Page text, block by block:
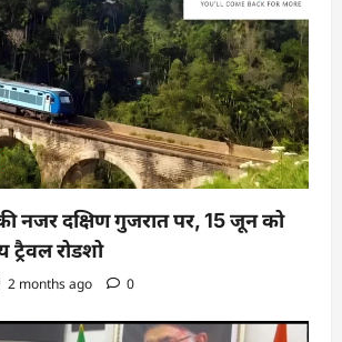
नजर दक्षिण गुजरात पर, 15 जून को
ट्रैवल रोडशो
2 months ago 0